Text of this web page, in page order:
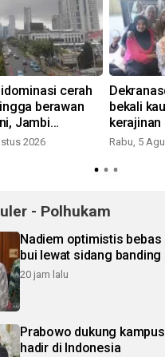
cerah
berawan
Jambi
ringan
2026
bekali
Rabu, 5
- Polhukam
Nadiem optimistis
bui lewat sidang banding
20 jam lalu
Prabowo dukung
hadir di Indonesia